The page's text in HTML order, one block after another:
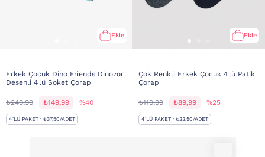
Ekle
Erkek Çocuk Dino Friends Dinozor
Desenli 4'lü Soket Çorap
₺249,99 ₺149,99 %40
4'LÜ PAKET · ₺37,50/ADET
Ekle
Çok Renkli Erkek Çocuk 4'lü Patik
Çorap
₺119,99 ₺89,99 %25
4'LÜ PAKET · ₺22,50/ADET